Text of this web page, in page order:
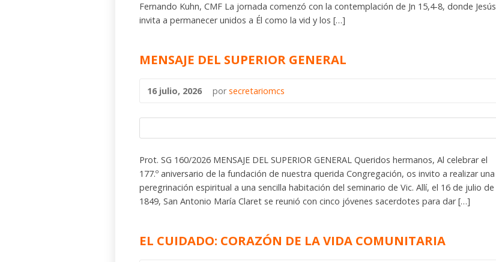
Fernando Kuhn, CMF La jornada comenzó con la contemplación de Jn 15,4-8, donde Jesús
invita a permanecer unidos a Él como la vid y los […]
MENSAJE DEL SUPERIOR GENERAL
16 julio, 2026 porsecretariomcs
Prot. SG 160/2026 MENSAJE DEL SUPERIOR GENERAL Queridos hermanos, Al celebrar el
177.º aniversario de la fundación de nuestra querida Congregación, os invito a realizar una
peregrinación espiritual a una sencilla habitación del seminario de Vic. Allí, el 16 de julio de
1849, San Antonio María Claret se reunió con cinco jóvenes sacerdotes para dar […]
EL CUIDADO: CORAZÓN DE LA VIDA COMUNITARIA